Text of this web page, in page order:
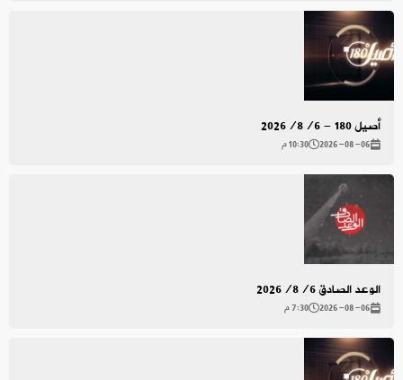
أصيل 180 - 2026/8/6
2026-08-06 10:30 م
الوعد الصادق 2026/8/6
2026-08-06 7:30 م